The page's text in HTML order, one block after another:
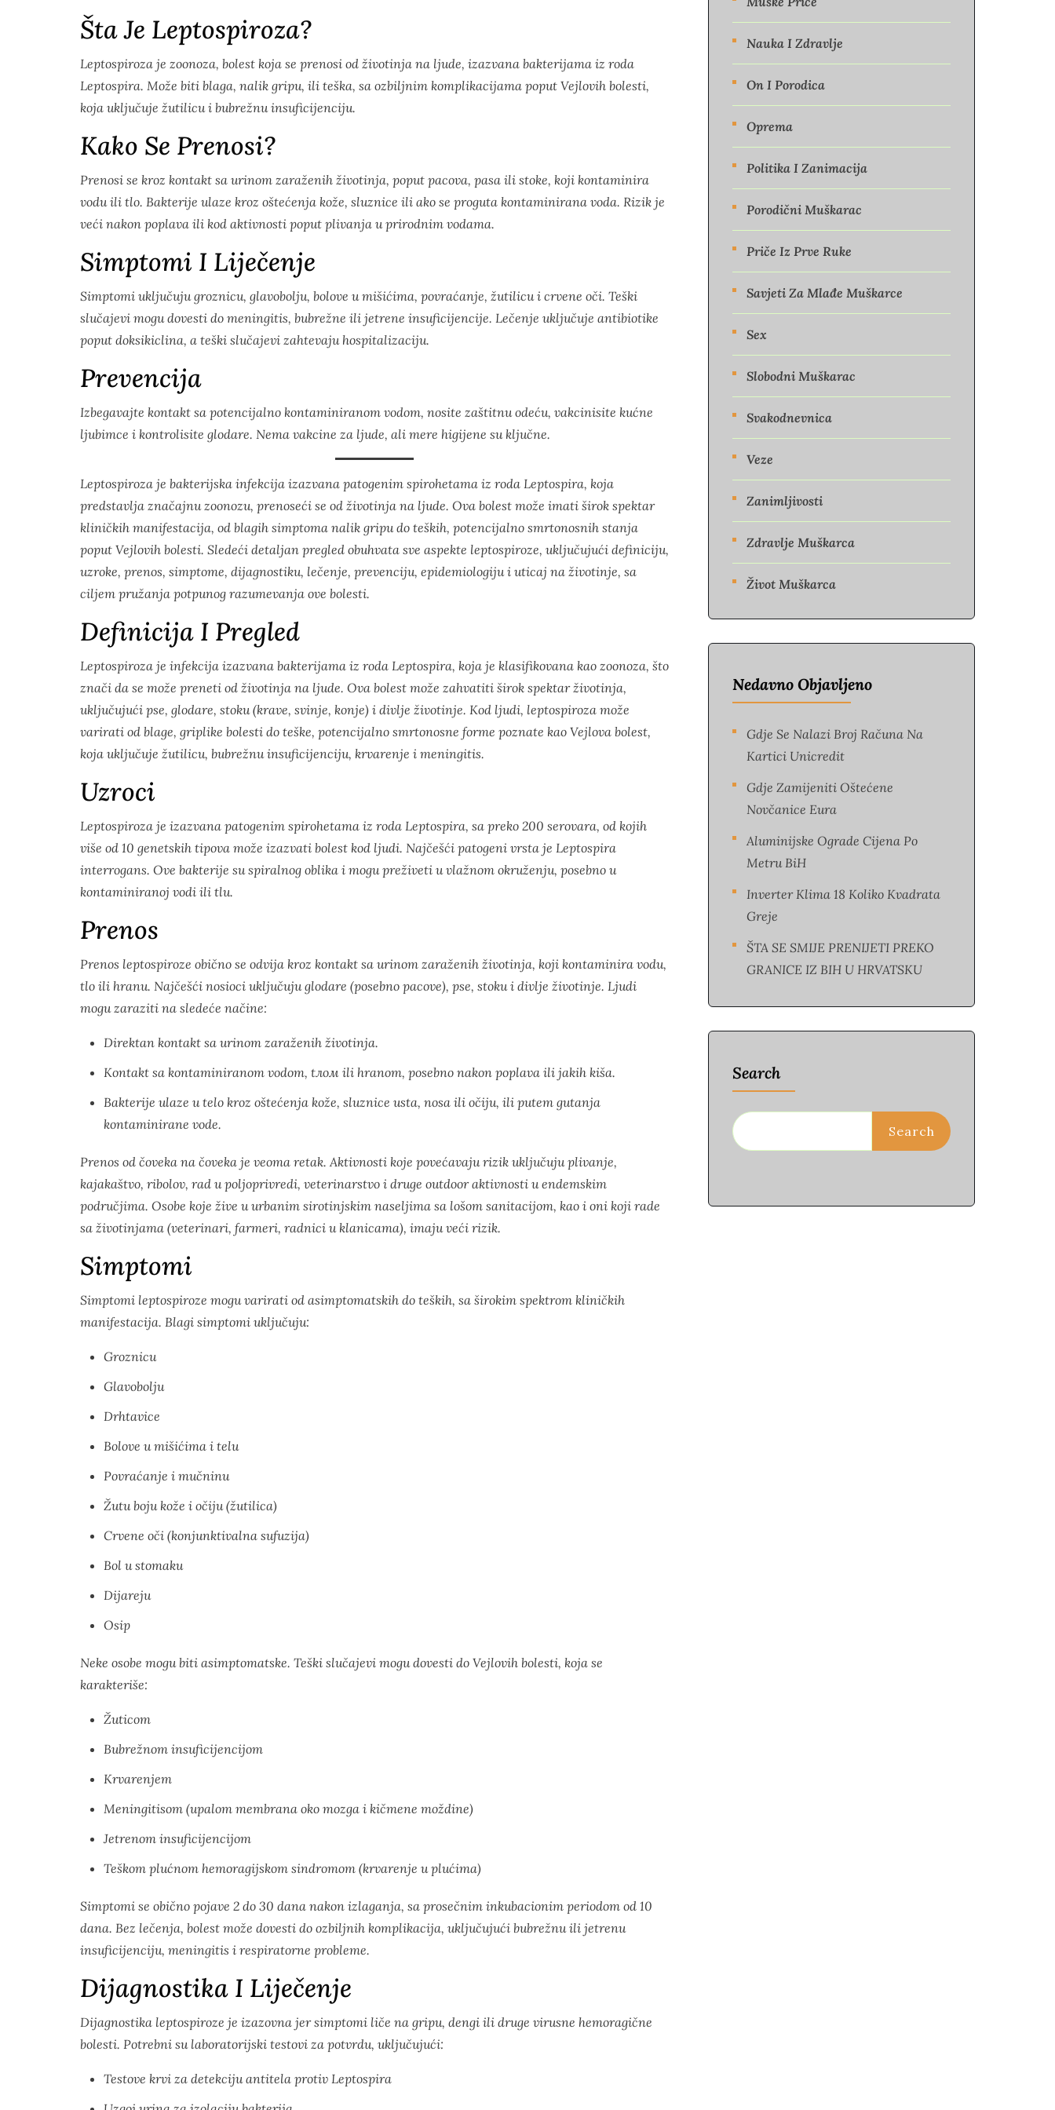
Šta Je Leptospiroza?
Leptospiroza je zoonoza, bolest koja se prenosi od životinja na ljude, izazvana bakterijama iz roda
Leptospira. Može biti blaga, nalik gripu, ili teška, sa ozbiljnim komplikacijama poput Vejlovih bolesti,
koja uključuje žutilicu i bubrežnu insuficijenciju.
Kako Se Prenosi?
Prenosi se kroz kontakt sa urinom zaraženih životinja, poput pacova, pasa ili stoke, koji kontaminira
vodu ili tlo. Bakterije ulaze kroz oštećenja kože, sluznice ili ako se proguta kontaminirana voda. Rizik je
veći nakon poplava ili kod aktivnosti poput plivanja u prirodnim vodama.
Simptomi I Liječenje
Simptomi uključuju groznicu, glavobolju, bolove u mišićima, povraćanje, žutilicu i crvene oči. Teški
slučajevi mogu dovesti do meningitis, bubrežne ili jetrene insuficijencije. Lečenje uključuje antibiotike
poput doksikiclina, a teški slučajevi zahtevaju hospitalizaciju.
Prevencija
Izbegavajte kontakt sa potencijalno kontaminiranom vodom, nosite zaštitnu odeću, vakcinisite kućne
ljubimce i kontrolisite glodare. Nema vakcine za ljude, ali mere higijene su ključne.
Leptospiroza je bakterijska infekcija izazvana patogenim spirohetama iz roda Leptospira, koja
predstavlja značajnu zoonozu, prenoseći se od životinja na ljude. Ova bolest može imati širok spektar
kliničkih manifestacija, od blagih simptoma nalik gripu do teških, potencijalno smrtonosnih stanja
poput Vejlovih bolesti. Sledeći detaljan pregled obuhvata sve aspekte leptospiroze, uključujući definiciju,
uzroke, prenos, simptome, dijagnostiku, lečenje, prevenciju, epidemiologiju i uticaj na životinje, sa
ciljem pružanja potpunog razumevanja ove bolesti.
Definicija I Pregled
Leptospiroza je infekcija izazvana bakterijama iz roda Leptospira, koja je klasifikovana kao zoonoza, što
znači da se može preneti od životinja na ljude. Ova bolest može zahvatiti širok spektar životinja,
uključujući pse, glodare, stoku (krave, svinje, konje) i divlje životinje. Kod ljudi, leptospiroza može
varirati od blage, griplike bolesti do teške, potencijalno smrtonosne forme poznate kao Vejlova bolest,
koja uključuje žutilicu, bubrežnu insuficijenciju, krvarenje i meningitis.
Uzroci
Leptospiroza je izazvana patogenim spirohetama iz roda Leptospira, sa preko 200 serovara, od kojih
više od 10 genetskih tipova može izazvati bolest kod ljudi. Najčešći patogeni vrsta je Leptospira
interrogans. Ove bakterije su spiralnog oblika i mogu preživeti u vlažnom okruženju, posebno u
kontaminiranoj vodi ili tlu.
Prenos
Prenos leptospiroze obično se odvija kroz kontakt sa urinom zaraženih životinja, koji kontaminira vodu,
tlo ili hranu. Najčešći nosioci uključuju glodare (posebno pacove), pse, stoku i divlje životinje. Ljudi
mogu zaraziti na sledeće načine:
Direktan kontakt sa urinom zaraženih životinja.
Kontakt sa kontaminiranom vodom, tлом ili hranom, posebno nakon poplava ili jakih kiša.
Bakterije ulaze u telo kroz oštećenja kože, sluznice usta, nosa ili očiju, ili putem gutanja
kontaminirane vode.
Prenos od čoveka na čoveka je veoma retak. Aktivnosti koje povećavaju rizik uključuju plivanje,
kajakaštvo, ribolov, rad u poljoprivredi, veterinarstvo i druge outdoor aktivnosti u endemskim
područjima. Osobe koje žive u urbanim sirotinjskim naseljima sa lošom sanitacijom, kao i oni koji rade
sa životinjama (veterinari, farmeri, radnici u klanicama), imaju veći rizik.
Simptomi
Simptomi leptospiroze mogu varirati od asimptomatskih do teških, sa širokim spektrom kliničkih
manifestacija. Blagi simptomi uključuju:
Groznicu
Glavobolju
Drhtavice
Bolove u mišićima i telu
Povraćanje i mučninu
Žutu boju kože i očiju (žutilica)
Crvene oči (konjunktivalna sufuzija)
Bol u stomaku
Dijareju
Osip
Neke osobe mogu biti asimptomatske. Teški slučajevi mogu dovesti do Vejlovih bolesti, koja se
karakteriše:
Žuticom
Bubrežnom insuficijencijom
Krvarenjem
Meningitisom (upalom membrana oko mozga i kičmene moždine)
Jetrenom insuficijencijom
Teškom plućnom hemoragijskom sindromom (krvarenje u plućima)
Simptomi se obično pojave 2 do 30 dana nakon izlaganja, sa prosečnim inkubacionim periodom od 10
dana. Bez lečenja, bolest može dovesti do ozbiljnih komplikacija, uključujući bubrežnu ili jetrenu
insuficijenciju, meningitis i respiratorne probleme.
Dijagnostika I Liječenje
Dijagnostika leptospiroze je izazovna jer simptomi liče na gripu, dengi ili druge virusne hemoragične
bolesti. Potrebni su laboratorijski testovi za potvrdu, uključujući:
Testove krvi za detekciju antitela protiv Leptospira
Nauka I Zdravlje
On I Porodica
Oprema
Politika I Zanimacija
Porodični Muškarac
Priče Iz Prve Ruke
Savjeti Za Mlađe Muškarce
Sex
Slobodni Muškarac
Svakodnevnica
Veze
Zanimljivosti
Zdravlje Muškarca
Život Muškarca
Nedavno Objavljeno
Gdje Se Nalazi Broj Računa Na
Kartici Unicredit
Gdje Zamijeniti Oštećene
Novčanice Eura​
Aluminijske Ograde Cijena Po
Metru BiH
Inverter Klima 18 Koliko Kvadrata
Greje
ŠTA SE SMIJE PRENIJETI PREKO
GRANICE IZ BIH U HRVATSKU
Search
Search